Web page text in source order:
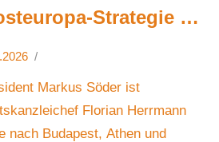
Strategie 🌍
Markus Söder ist
Florian Herrmann
nach Budapest, Athen und